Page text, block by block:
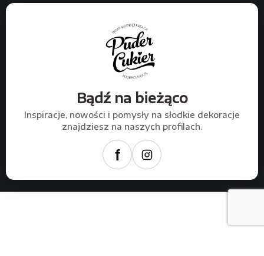
Bądź na bieżąco
Inspiracje, nowości i pomysły na słodkie dekoracje
znajdziesz na naszych profilach.
f